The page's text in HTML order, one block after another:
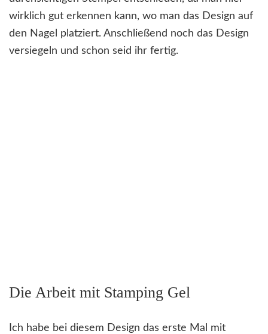
wirklich gut erkennen kann, wo man das Design auf
den Nagel platziert. Anschließend noch das Design
versiegeln und schon seid ihr fertig.
Die Arbeit mit Stamping Gel
Ich habe bei diesem Design das erste Mal mit